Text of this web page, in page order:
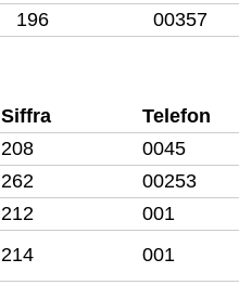
196 00357
Siffra Telefon
208 0045
262 00253
212 001
214 001